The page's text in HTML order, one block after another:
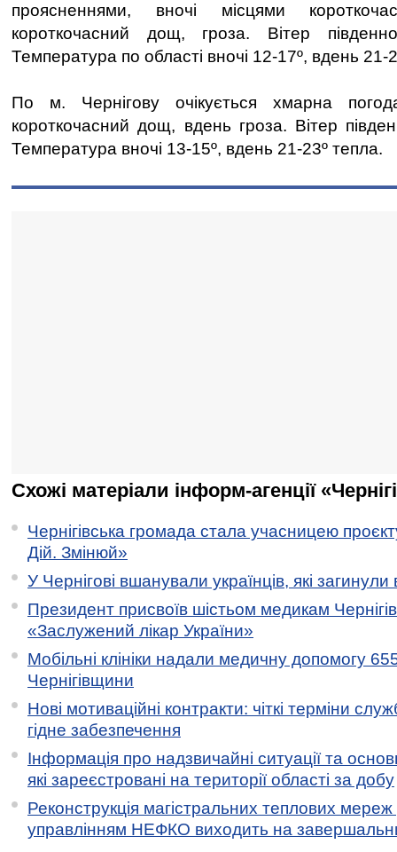
проясненнями, вночі місцями
короткочасний дощ, гроза. Вітер
Температура по області вночі 12-17º, вдень 21-
По м. Чернігову очікується хмарна
короткочасний дощ, вдень гроза. Вітер
Температура вночі 13-15º, вдень 21-23º тепла.
Схожі матеріали інформ-агенції
Чернігівська громада стала учасницею
Дій. Змінюй»
У Чернігові вшанували українців, які загинули
Президент присвоїв шістьом медикам
«Заслужений лікар України»
Мобільні клініки надали медичну допомогу
Чернігівщини
Нові мотиваційні контракти: чіткі терміни
гідне забезпечення
Інформація про надзвичайні ситуації та
які зареєстровані на території області за добу
Реконструкція магістральних теплових мереж
управлінням НЕФКО виходить на